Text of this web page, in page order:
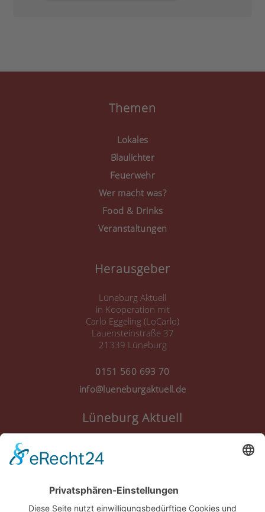
Mehr Informationen
Akzeptieren
Consent Management
Themen
Lokales
Blaulichter
Feuerwehr
Wer macht was?
Food & Drinks
Veranstaltungen
Herausgeber
Lüneburg Aktuell
in Kooperation mit
Carlo Eggeling (LoCarlo)
Lauensteinstraße 37
21339 Lüneburg
0151 560 693 70
info@lueneburgaktuell.de
Lüneburg Aktuell
Nutzungsbedingungen